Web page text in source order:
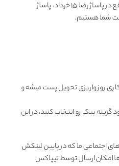
آغاز کرد، طی سالها فروشگاه حضوری در بازار تهران، واقع در پاساژ رضا 15 خرداد، پاساژ
روز واریزی تحویل پست میشه و
گزینه پیک رو انتخاب کنید، در این
اجتماعی ما که در پایین لینکش
امکان ارسال توسط تیپاکس